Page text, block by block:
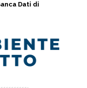
Dati di